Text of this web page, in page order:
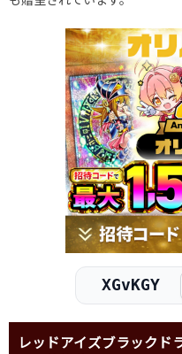
XGvKGY
レッドアイズブラックド